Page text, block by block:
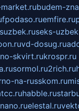
budem-
fpodaso.ruemfire.ru
seks-
vd-dosug.ru
skvirt.rukrospr.ru
sormol.ru2rich.ru
na-russkom.ru
habble.ru
elestal.ru